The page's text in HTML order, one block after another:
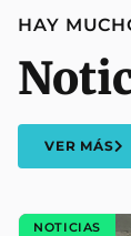
HAY
VER MÁS
NOTICIAS